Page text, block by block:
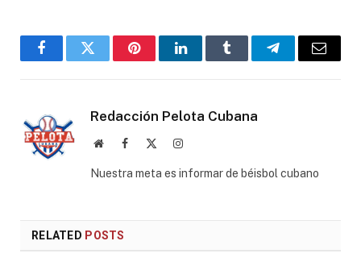
FacebookTwitter PinterestLinkedInTumblr TelegramEmail
Redacción Pelota Cubana
WebsiteFacebook Instagram
Nuestra meta es informar de béisbol cubano
RELATED POSTS